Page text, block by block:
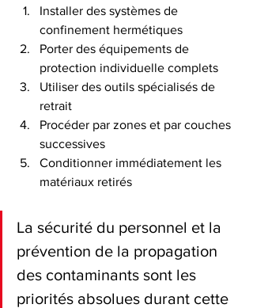
Installer des systèmes de
confinement hermétiques
Porter des équipements de
protection individuelle complets
Utiliser des outils spécialisés de
retrait
Procéder par zones et par couches
successives
Conditionner immédiatement les
matériaux retirés
La sécurité du personnel et la
prévention de la propagation
des contaminants sont les
priorités absolues durant cette